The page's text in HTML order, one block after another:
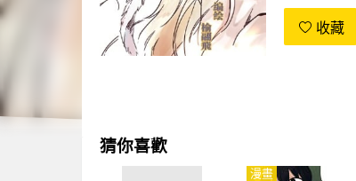
收藏
猜你喜歡
漫畫